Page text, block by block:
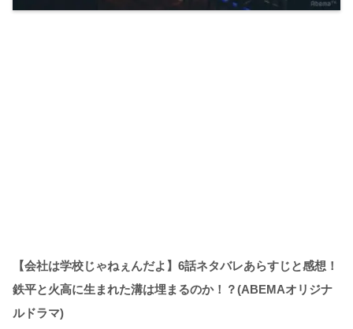
【会社は学校じゃねぇんだよ】6話ネタバレあらすじと感想！
鉄平と火高に生まれた溝は埋まるのか！？(ABEMAオリジナ
ルドラマ)